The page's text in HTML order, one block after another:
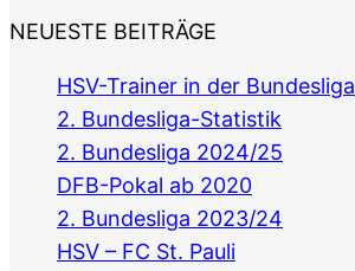
NEUESTE BEITRÄGE
HSV-Trainer in der Bundesliga
2. Bundesliga-Statistik
2. Bundesliga 2024/25
DFB-Pokal ab 2020
2. Bundesliga 2023/24
HSV – FC St. Pauli